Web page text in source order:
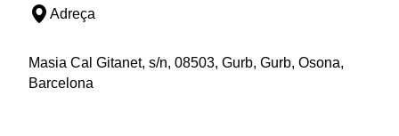
Adreça
Masia Cal Gitanet, s/n, 08503, Gurb, Gurb, Osona,
Barcelona